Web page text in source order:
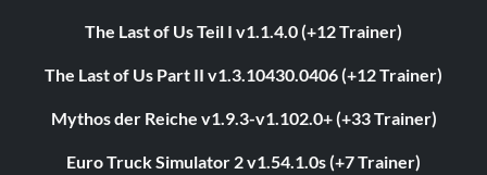
The Last of Us Teil I v1.1.4.0 (+12 Trainer)
The Last of Us Part II v1.3.10430.0406 (+12 Trainer)
Mythos der Reiche v1.9.3-v1.102.0+ (+33 Trainer)
Euro Truck Simulator 2 v1.54.1.0s (+7 Trainer)